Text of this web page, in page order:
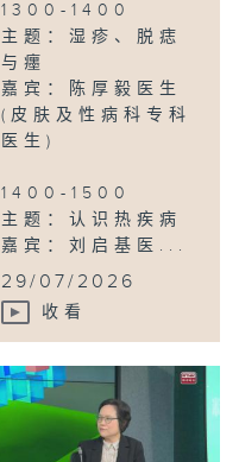
1300-1400
主题：湿疹、脱痣
与癦
嘉宾：陈厚毅医生
(皮肤及性病科专科
医生)
1400-1500
主题：认识热疾病
嘉宾：刘启基医...
29/07/2026
收看